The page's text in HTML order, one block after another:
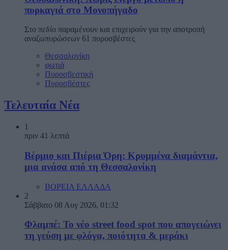
πυρκαγιά στο Μονοπήγαδο
Στο πεδίο παραμένουν και επιχειρούν για την αποτροπή
αναζωπυρώσεων 61 πυροσβέστες
Θεσσαλονίκη
φωτιά
Πυροσβεστική
Πυροσβέστες
Τελευταία Νέα
1
πριν 41 λεπτά
Βέρμιο και Πιέρια Όρη: Κρυμμένα διαμάντια,
μια ανάσα από τη Θεσσαλονίκη
ΒΟΡΕΙΑ ΕΛΛΑΔΑ
2
Σάββατο 08 Αυγ 2026, 01:32
Φλαμπέ: Το νέο street food spot που απογειώνει
τη γεύση με φλόγα, ποιότητα & μεράκι